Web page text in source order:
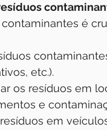
é
etc.).
os resíduos em
e
em